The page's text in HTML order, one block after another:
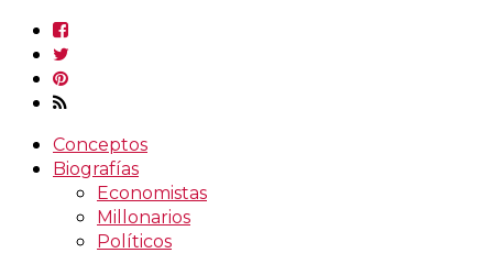
Conceptos
Biografías
Economistas
Millonarios
Políticos